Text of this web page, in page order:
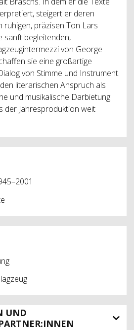
steigert er deren
ruhigen, präzisen Ton Lars
sanft begleitenden,
von George
sie eine großartige
von Stimme und Instrument.
literarischen Anspruch als
und musikalische Darbietung
der Jahresproduktion weit
UND